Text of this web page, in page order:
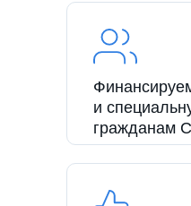
и
гражданам